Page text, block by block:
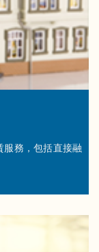
服務，包括直接融